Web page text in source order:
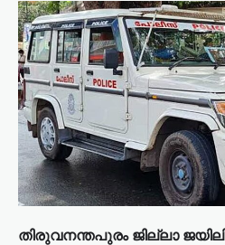
i
g
a
t
i
o
n
തിരുവനന്തപുരം ജില്ലാ